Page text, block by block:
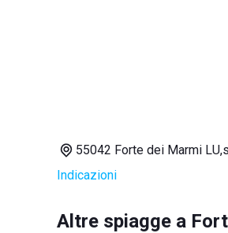
55042 Forte dei Marmi
Indicazioni
Altre spiagge a